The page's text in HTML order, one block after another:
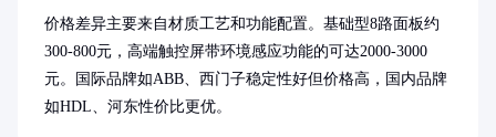
价格差异主要来自材质工艺和功能配置。基础型8路面板约
300-800元，高端触控屏带环境感应功能的可达2000-3000
元。国际品牌如ABB、西门子稳定性好但价格高，国内品牌
如HDL、河东性价比更优。